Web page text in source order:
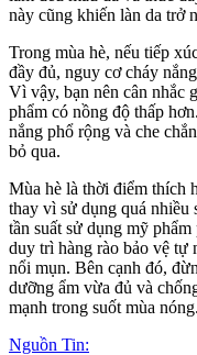
này cũng khiến làn da trở
Trong mùa hè, nếu tiếp
đầy đủ, nguy cơ cháy
Vì vậy, bạn nên cân nhắc
phẩm có nồng độ thấp
nắng phổ rộng và che
bỏ qua.
Mùa hè là thời điểm thích
thay vì sử dụng quá nhiều
tần suất sử dụng mỹ
duy trì hàng rào bảo vệ tự
nổi mụn. Bên cạnh đó,
dưỡng ẩm vừa đủ và
mạnh trong suốt mùa nóng.
Nguồn Tin: